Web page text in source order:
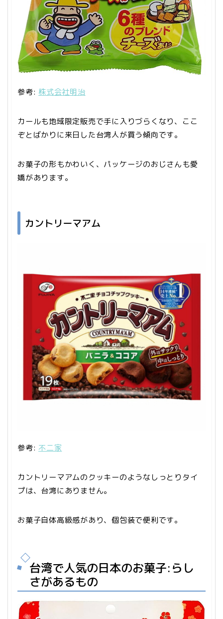
参考: 株式会社明治
カールも地域限定販売で手に入りづらくなり、ここ
ぞとばかりに来日した台湾人が買う傾向です。
お菓子の形もかわいく、パッケージのおじさんも愛
嬌があります。
カントリーマアム
参考: 不二家
カントリーマアムのクッキーのようなしっとりタイ
プは、台湾にありません。
お菓子自体高級感があり、個包装で便利です。
台湾で人気の日本のお菓子:らし
さがあるもの